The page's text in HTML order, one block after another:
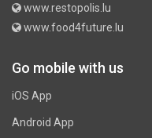
www.restopolis.lu
www.food4future.lu
Go mobile with us
iOS App
Android App